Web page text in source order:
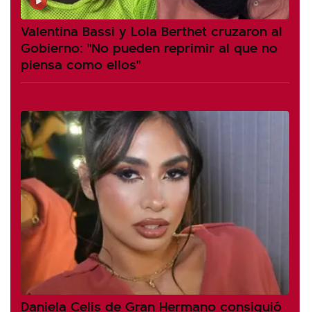
Valentina Bassi y Lola Berthet cruzaron al
Gobierno: "No pueden reprimir al que no
piensa como ellos"
Daniela Celis de Gran Hermano consiguió